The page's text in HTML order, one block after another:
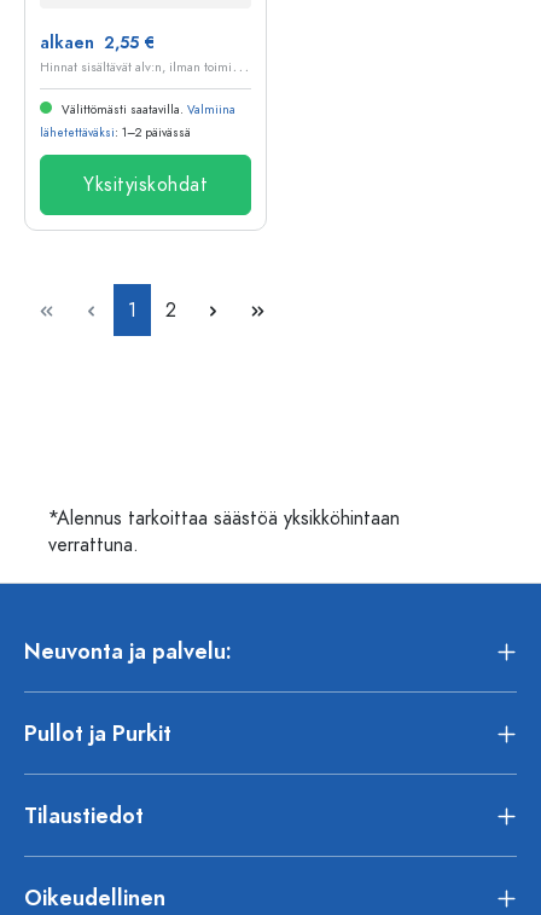
alkaen 2,55 €
H
innat sisältävät alv:n, ilman toimituskuluja
Välittömästi saatavilla. Valmiina
lähetettäväksi: 1–2 päivässä
Yksityiskohdat
Sivu
1 Sivu
2
*Alennus tarkoittaa säästöä yksikköhintaan
verrattuna.
Neuvonta ja palvelu:
Pullot ja Purkit
Tilaustiedot
Oikeudellinen